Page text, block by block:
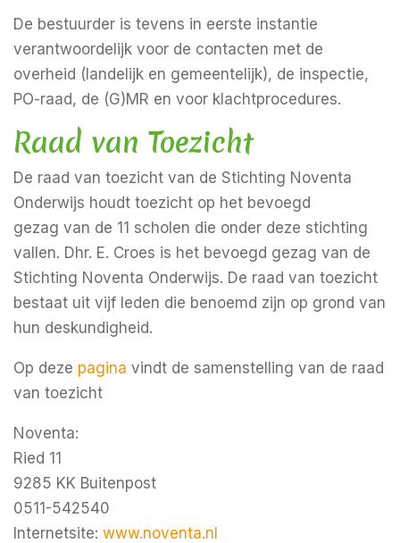
De bestuurder is tevens in eerste instantie
verantwoordelijk voor de contacten met de
overheid (landelijk en gemeentelijk), de inspectie,
PO-raad, de (G)MR en voor klachtprocedures.
Raad van Toezicht
De raad van toezicht van de Stichting Noventa
Onderwijs houdt toezicht op het bevoegd
gezag van de 11 scholen die onder deze stichting
vallen. Dhr. E. Croes is het bevoegd gezag van de
Stichting Noventa Onderwijs. De raad van toezicht
bestaat uit vijf leden die benoemd zijn op grond van
hun deskundigheid.
Op deze pagina vindt de samenstelling van de raad
van toezicht
Noventa:
Ried 11
9285 KK Buitenpost
0511-542540
Internetsite: www.noventa.nl